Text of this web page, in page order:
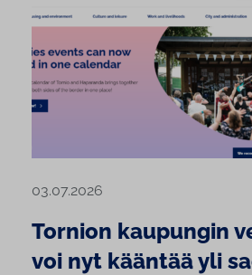
03.07.2026
Tornion kaupungin
voi nyt kääntää yli